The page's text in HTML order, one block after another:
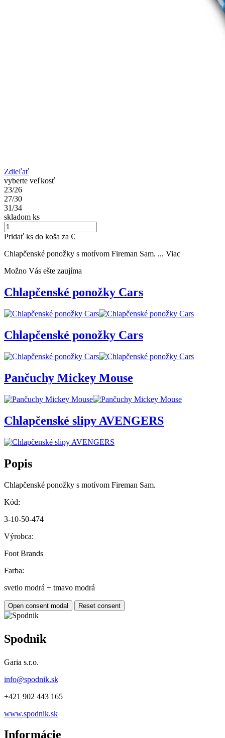
Zdieľať
vyberte veľkosť
23/26
27/30
31/34
skladom ks
Pridať ks do koša za €
Chlapčenské ponožky s motívom Fireman Sam. ... Viac
Možno Vás ešte zaujíma
Chlapčenské ponožky Cars
Chlapčenské ponožky Cars
Pančuchy Mickey Mouse
Chlapčenské slipy AVENGERS
Popis
Chlapčenské ponožky s motívom Fireman Sam.
Kód:
3-10-50-474
Výrobca:
Foot Brands
Farba:
svetlo modrá + tmavo modrá
Open consent modal Reset consent
Spodnik
Garia s.r.o.
info@spodnik.sk
+421 902 443 165
www.spodnik.sk
Informácie